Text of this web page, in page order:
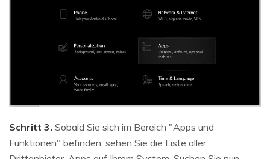
Schritt 3. Sobald Sie sich im Bereich "Apps und
Funktionen" befinden, sehen Sie die Liste aller